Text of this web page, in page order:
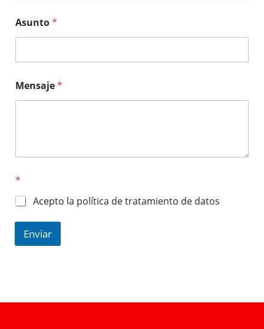
Asunto*
Mensaje*
*
Acepto la política de tratamiento de datos
Enviar